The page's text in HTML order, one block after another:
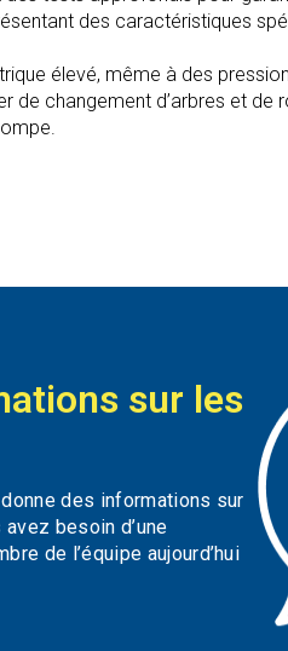
des caractéristiques
élevé, même à des
de changement d’arbres et
sur les
des informations sur
besoin d’une
de l’équipe aujourd’hui